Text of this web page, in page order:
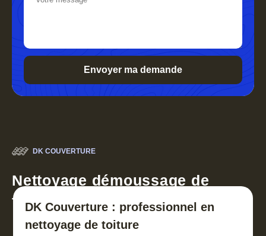
DK COUVERTURE
Nettoyage démoussage de
toiture 30
DK Couverture : professionnel en
nettoyage de toiture